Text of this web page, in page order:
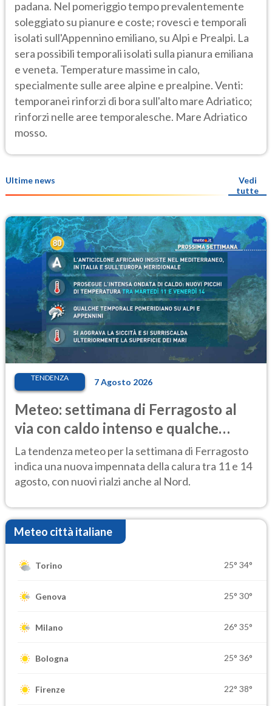
padana. Nel pomeriggio tempo prevalentemente
soleggiato su pianure e coste; rovesci e temporali
isolati sull'Appennino emiliano, su Alpi e Prealpi. La
sera possibili temporali isolati sulla pianura emiliana
e veneta. Temperature massime in calo,
specialmente sulle aree alpine e prealpine. Venti:
temporanei rinforzi di bora sull'alto mare Adriatico;
rinforzi nelle aree temporalesche. Mare Adriatico
mosso.
Ultime news
Vedi
tutte
TENDENZA 7 Agosto 2026
Meteo: settimana di Ferragosto al
via con caldo intenso e qualche
temporale
La tendenza meteo per la settimana di Ferragosto
indica una nuova impennata della calura tra 11 e 14
agosto, con nuovi rialzi anche al Nord.
Meteo città italiane
Torino 25° 34°
Genova 25° 30°
Milano 26° 35°
Bologna 25° 36°
Firenze 22° 38°